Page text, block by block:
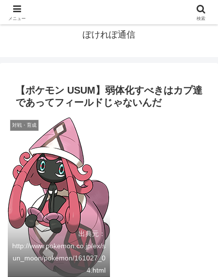
ぽけれぽ通信
【ポケモン USUM】弱体化すべきはカプ達
であってフィールドじゃないんだ
対戦・育成
出典元：
http://www.pokemon.co.jp/ex/s
un_moon/pokemon/161027_0
4.html
メニュー 検索